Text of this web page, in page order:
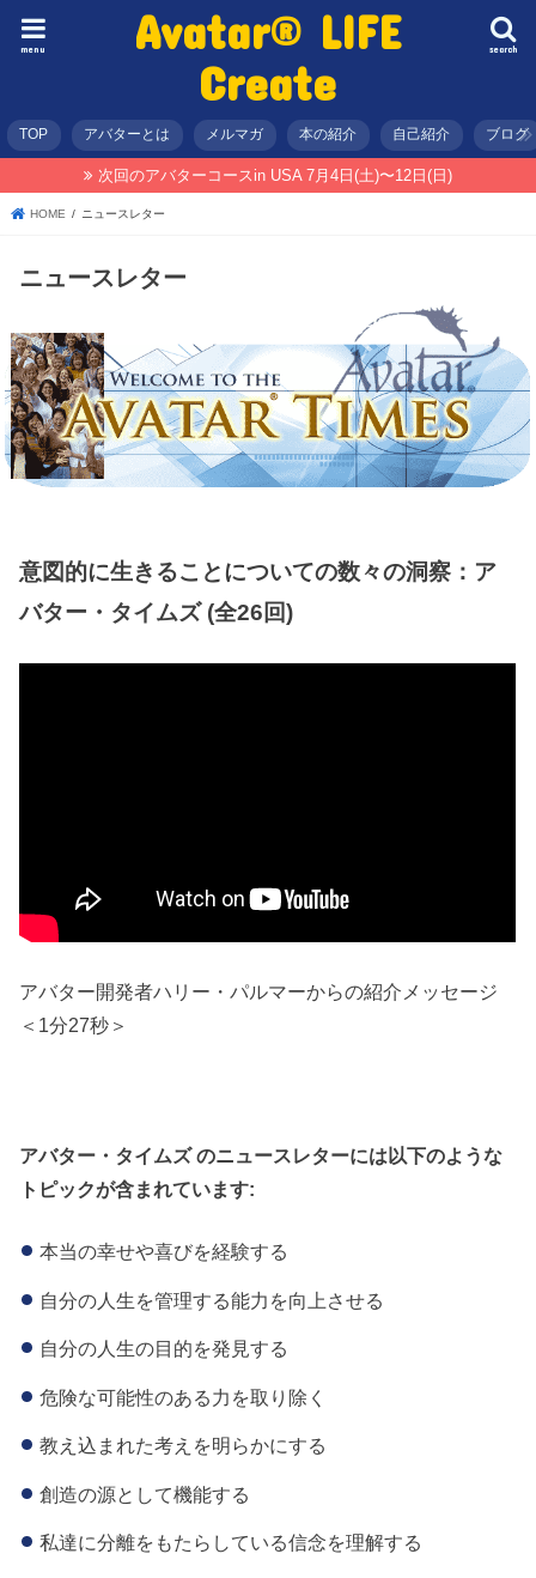
Avatar® LIFE
Create
search
menu
TOP アバターとは メルマガ 本の紹介 自己紹介 ブログ
次回のアバターコースin USA 7月4日(土)〜12日(日)
HOME ニュースレター
ニュースレター
意図的に生きることについての数々の洞察：ア
バター・タイムズ (全26回)
アバター開発者ハリー・パルマーからの紹介メッセージ
＜1分27秒＞
アバター・タイムズ のニュースレターには以下のような
トピックが含まれています:
本当の幸せや喜びを経験する
自分の人生を管理する能力を向上させる
自分の人生の目的を発見する
危険な可能性のある力を取り除く
教え込まれた考えを明らかにする
創造の源として機能する
私達に分離をもたらしている信念を理解する